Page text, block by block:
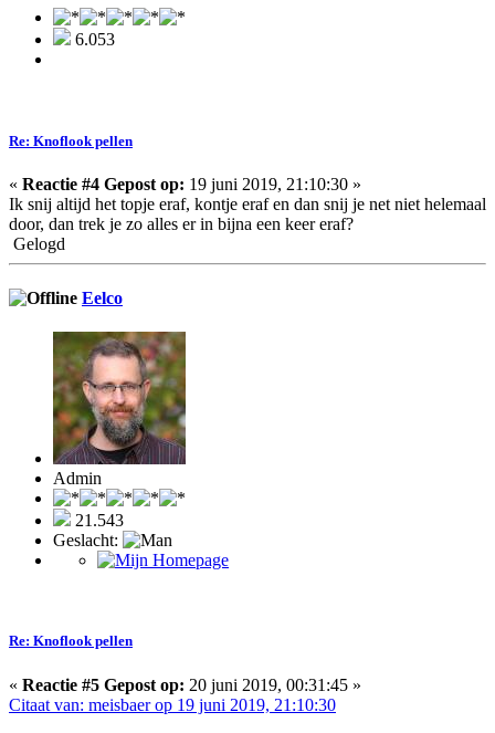
6.053
Re: Knoflook pellen
« Reactie #4 Gepost op: 19 juni 2019, 21:10:30 »
Ik snij altijd het topje eraf, kontje eraf en dan snij je net niet helemaal
door, dan trek je zo alles er in bijna een keer eraf?
Gelogd
Eelco
Admin
21.543
Geslacht:
Re: Knoflook pellen
« Reactie #5 Gepost op: 20 juni 2019, 00:31:45 »
Citaat van: meisbaer op 19 juni 2019, 21:10:30